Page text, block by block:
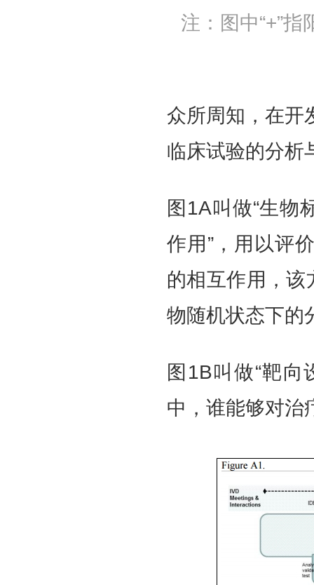
注：图中“+”
众所周知，在开
临床试验的分析
图1A叫做“生物
作用”，用以评
的相互作用，
物随机状态下的
图1B叫做“靶向
中，谁能够对治